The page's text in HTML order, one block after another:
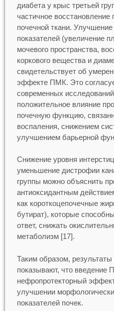
диабета у крыс третьей
частичное восстановление
почечной ткани.
показателей (увеличение
мочевого пространства,
коркового вещества и
свидетельствует об
эффекте ПМК. Это
современных
положительное влияние
почечную функцию,
воспаления, снижением
улучшением барьерной
Снижение уровня
уменьшение дистрофии
группы можно объяснить
антиоксидантным
как короткоцепочечные
бутират), которые
ответ, снижать
метаболизм [17].
Таким образом,
показывают, что введение
нефропротекторный
улучшении
показателей почек.